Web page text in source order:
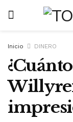
Inicio DINERO